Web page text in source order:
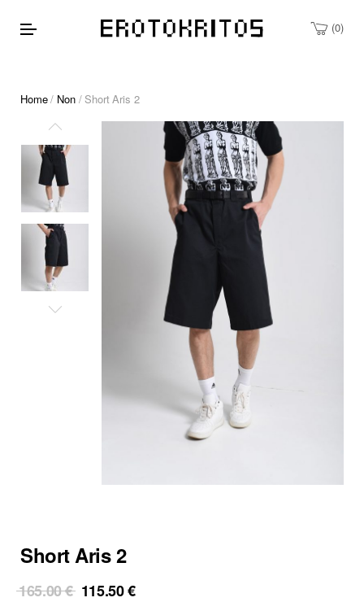
0
Home/ Non/ Short Aris 2
Short Aris 2
165.00€ Original
115.50€